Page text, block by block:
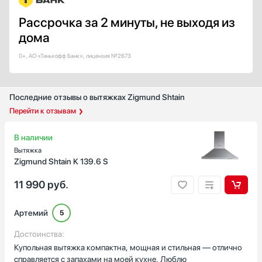
Цвет окантовки
Нержавеющая сталь
Серебро
Желтый / Оранжевый
Медь
Показать все
Есть
Автоматическая регулировка скорости
Есть
Австрия
Германия
Евросоюз
Рассрочка за 2 минуты, не выходя из
дома
0+, АО «Тинькофф Банк», лицензия №2673
Последние отзывы о вытяжках Zigmund Shtain
Перейти к отзывам
В наличии
Вытяжка
Zigmund Shtain K 139.6 S
11 990 руб.
Артемий 5
Достоинства:
Купольная вытяжка компактна, мощная и стильная — отлично
справляется с запахами на моей кухне. Люблю